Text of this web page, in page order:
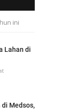
ini
Lahan di
di Medsos,